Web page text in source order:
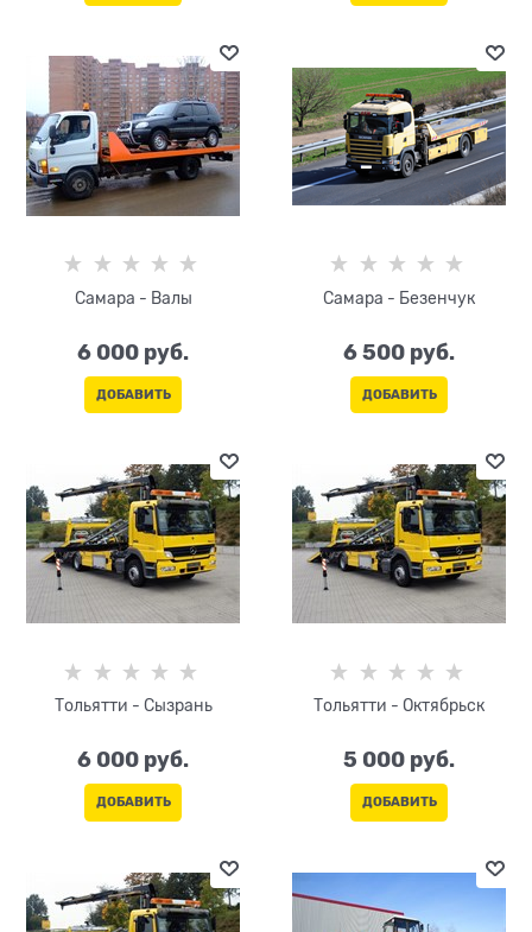
Самара - Валы
6 000 руб.
ДОБАВИТЬ
Самара - Безенчук
6 500 руб.
ДОБАВИТЬ
Тольятти - Сызрань
6 000 руб.
ДОБАВИТЬ
Тольятти - Октябрьск
5 000 руб.
ДОБАВИТЬ